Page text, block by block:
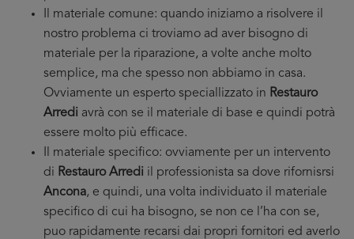
Il materiale comune: quando iniziamo a risolvere il
nostro problema ci troviamo ad aver bisogno di
materiale per la riparazione, a volte anche molto
semplice, ma che spesso non abbiamo in casa.
Ovviamente un esperto speciallizzato in Restauro
Arredi avrà con se il materiale di base e quindi potrà
essere molto più efficace.
Il materiale specifico: ovviamente per un intervento
di Restauro Arredi il professionista sa dove rifornisrsi
Ancona, e quindi, una volta individuato il materiale
specifico di cui ha bisogno, se non ce l’ha con se,
puo rapidamente recarsi dai propri fornitori ed averlo